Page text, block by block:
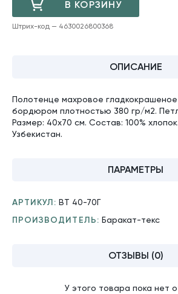
Штрих-код — 4630026800368
В КОРЗИНУ
ДОБАВЛЕНО
ОПИСАНИЕ
Полотенце махровое гладкокрашеное
бордюром плотностью 380 гр/м2.
Размер: 40х70 см. Состав: 100%
Узбекистан.
ПАРАМЕТРЫ
АРТИКУЛ: ВТ 40-70Г
ПРОИЗВОДИТЕЛЬ: Баракат-текс
ОТЗЫВЫ (0)
У этого товара пока нет